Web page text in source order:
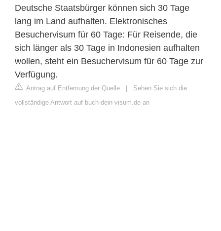
Deutsche Staatsbürger können sich 30 Tage
lang im Land aufhalten. Elektronisches
Besuchervisum für 60 Tage: Für Reisende, die
sich länger als 30 Tage in Indonesien aufhalten
wollen, steht ein Besuchervisum für 60 Tage zur
Verfügung.
Antrag auf Entfernung der Quelle | Sehen Sie sich die
vollständige Antwort auf buch-dein-visum.de an